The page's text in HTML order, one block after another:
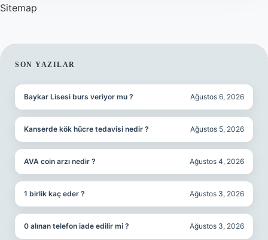
Sitemap
SIDEBAR
SON YAZILAR
Baykar Lisesi burs veriyor mu ? Ağustos 6, 2026
Kanserde kök hücre tedavisi nedir ? Ağustos 5, 2026
AVA coin arzı nedir ? Ağustos 4, 2026
1 birlik kaç eder ? Ağustos 3, 2026
0 alınan telefon iade edilir mi ? Ağustos 3, 2026